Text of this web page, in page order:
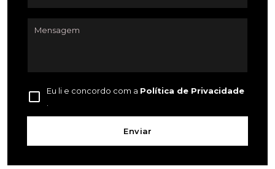
Eu li e concordo com a Política de Privacidade
Enviar